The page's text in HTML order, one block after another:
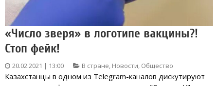
«Число зверя» в логотипе вакцины?!
Стоп фейк!
20.02.2021 | 13:00 В стране, Новости, Общество
Казахстанцы в одном из Telegram-каналов дискутируют